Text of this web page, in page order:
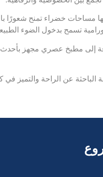
بها مساحات خضراء تمنح
تسمح بدخول الضوء
إلى مطبخ عصري مجهز بأحدث
عن الراحة والتميز في كل